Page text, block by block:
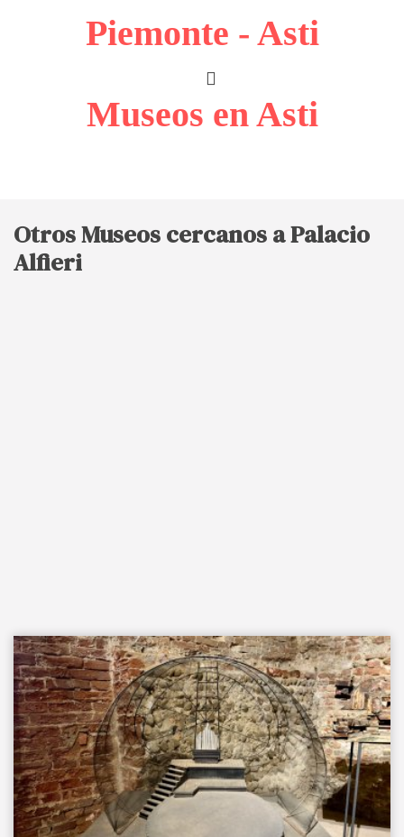
Piemonte - Asti
Museos en Asti
Otros Museos cercanos a Palacio
Alfieri